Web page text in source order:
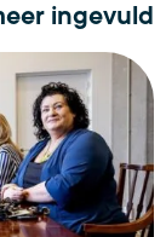
ingevuld